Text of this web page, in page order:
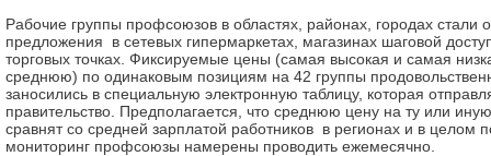
Рабочие группы профсоюзов в областях, районах, городах стали
предложения в сетевых гипермаркетах, магазинах шаговой
торговых точках. Фиксируемые цены (самая высокая и самая
среднюю) по одинаковым позициям на 42 группы
заносились в специальную электронную таблицу, которая
правительство. Предполагается, что среднюю цену на ту или
сравнят со средней зарплатой работников в регионах и в целом
мониторинг профсоюзы намерены проводить ежемесячно.